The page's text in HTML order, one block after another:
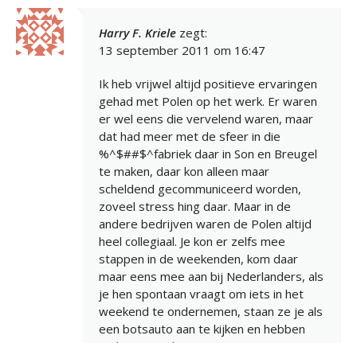
Harry F. Kriele zegt:
13 september 2011 om 16:47
Ik heb vrijwel altijd positieve ervaringen
gehad met Polen op het werk. Er waren
er wel eens die vervelend waren, maar
dat had meer met de sfeer in die
%^$##$^fabriek daar in Son en Breugel
te maken, daar kon alleen maar
scheldend gecommuniceerd worden,
zoveel stress hing daar. Maar in de
andere bedrijven waren de Polen altijd
heel collegiaal. Je kon er zelfs mee
stappen in de weekenden, kom daar
maar eens mee aan bij Nederlanders, als
je hen spontaan vraagt om iets in het
weekend te ondernemen, staan ze je als
een botsauto aan te kijken en hebben